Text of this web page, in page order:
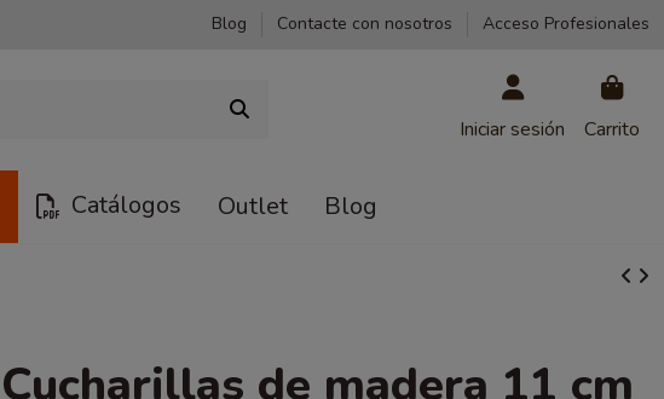
Blog Contacte con nosotros Acceso Profesionales
Iniciar sesión Carrito
Catálogos Outlet Blog
Cucharillas de madera 11 cm